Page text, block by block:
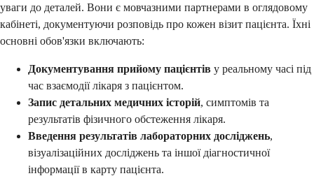
уваги до деталей. Вони є мовчазними партнерами в оглядовому
кабінеті, документуючи розповідь про кожен візит пацієнта. Їхні
основні обов'язки включають:
Документування прийому пацієнтів у реальному часі під
час взаємодії лікаря з пацієнтом.
Запис детальних медичних історій, симптомів та
результатів фізичного обстеження лікаря.
Введення результатів лабораторних досліджень,
візуалізаційних досліджень та іншої діагностичної
інформації в карту пацієнта.